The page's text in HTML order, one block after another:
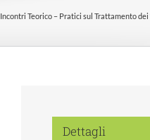
Incontri Teorico – Pratici sul Trattamento
Dettagli